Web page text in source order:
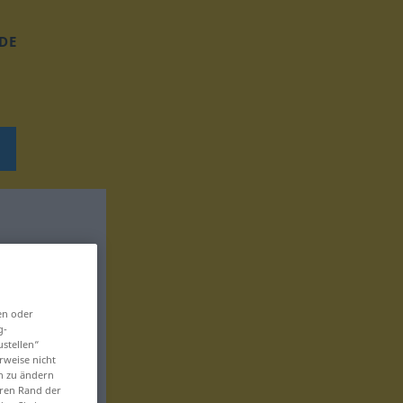
DE
oder
nicht
zu ändern
Rand der